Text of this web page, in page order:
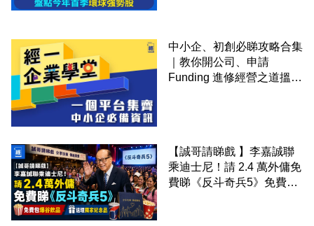
中小企、初創必睇攻略合集
｜教你開公司、申請
Funding 進修經營之道搵大
【誠哥請睇戲 】李嘉誠聯
乘迪士尼！請 2.4 萬外傭免
費睇《反斗奇兵5》免費包